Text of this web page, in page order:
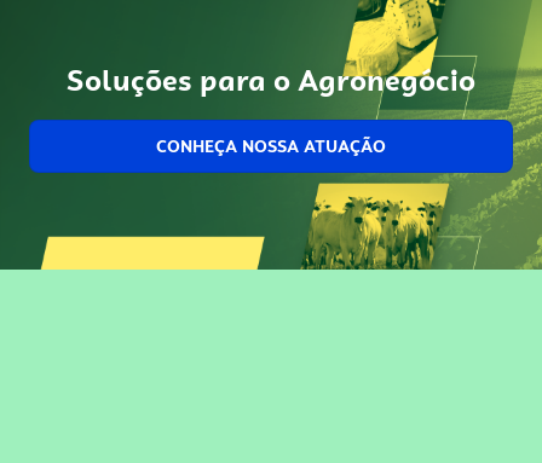
Soluções para o Agronegócio
CONHEÇA NOSSA ATUAÇÃO